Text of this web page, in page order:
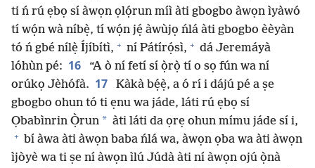
ti ń rú ẹbọ sí àwọn ọlọ́run míì àti gbogbo àwọn ìyàwó
tí wọ́n wà níbẹ̀, tí wọ́n jẹ́ àwùjọ ńlá àti gbogbo èèyàn
tó ń gbé nílẹ̀ Íjíbítì, + ní Pátírọ́sì, + dá Jeremáyà
lóhùn pé: 16
“A ò ní fetí sí ọ̀rọ̀ tí o sọ fún wa ní
orúkọ Jèhófà. 17
Kàkà bẹ́ẹ̀, a ó rí i dájú pé a ṣe
gbogbo ohun tó ti ẹnu wa jáde, láti rú ẹbọ sí
Ọbabìnrin Ọ̀run * àti láti da ọrẹ ohun mímu jáde sí i,
+ bí àwa àti àwọn baba ńlá wa, àwọn ọba wa àti àwọn
ìjòyè wa ti ṣe ní àwọn ìlú Júdà àti ní àwọn ojú ọ̀nà